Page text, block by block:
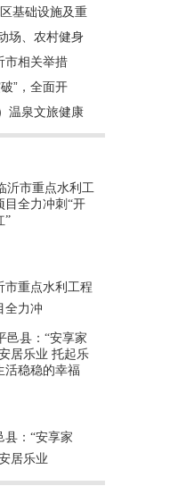
基础设施及重
场、农村健身
市相关举措
”，全面开
温泉文旅健康
市重点水利工程
全力冲
县：“安享家
居乐业